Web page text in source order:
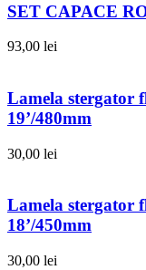
SET CAPACE
93,00 lei
Lamela stergator
19’/480mm
30,00 lei
Lamela stergator
18’/450mm
30,00 lei